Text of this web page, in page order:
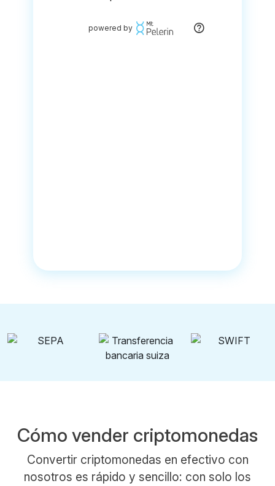
Cómo vender criptomonedas
Convertir criptomonedas en efectivo con
nosotros es rápido y sencillo: con solo los